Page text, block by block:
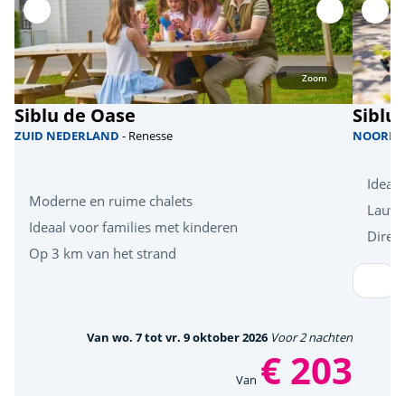
Zoom
Siblu de Oase
ZUID NEDERLAND - Renesse
Moderne en ruime chalets
Ideaal voor families met kinderen
Op 3 km van het strand
Van wo. 7 tot vr. 9 oktober 2026 Voor 2 nachten
Van € 203
Siblu
NOORD